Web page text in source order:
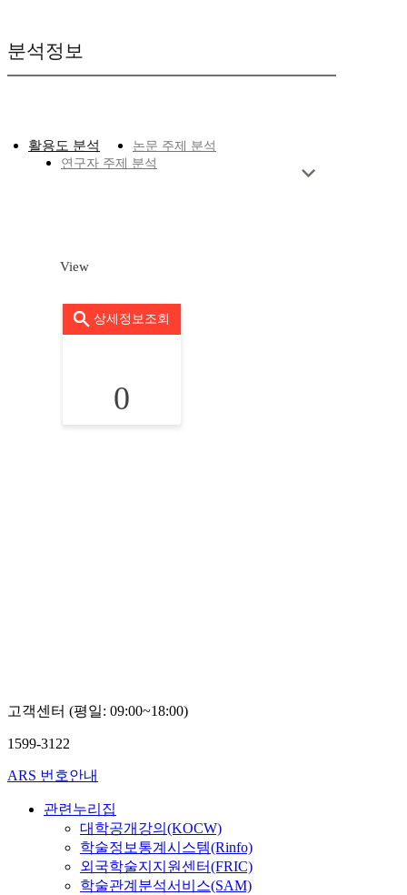
분석정보
활용도 분석
논문 주제 분석
연구자 주제 분석
View
상세정보조회
0
고객센터 (평일: 09:00~18:00)
1599-3122
ARS 번호안내
관련누리집
대학공개강의(KOCW)
학술정보통계시스템(Rinfo)
외국학술지지원센터(FRIC)
학술관계분석서비스(SAM)